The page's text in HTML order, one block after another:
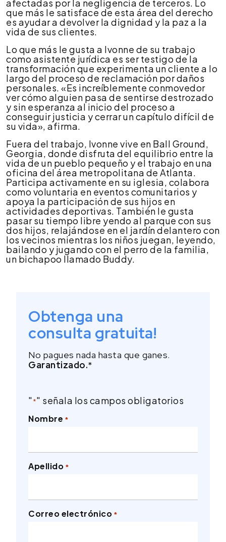
afectadas por la negligencia de terceros. Lo
que más le satisface de esta área del derecho
es ayudar a devolver la dignidad y la paz a la
vida de sus clientes.
Lo que más le gusta a Ivonne de su trabajo
como asistente jurídica es ser testigo de la
transformación que experimenta un cliente a lo
largo del proceso de reclamación por daños
personales. «Es increíblemente conmovedor
ver cómo alguien pasa de sentirse destrozado
y sin esperanza al inicio del proceso a
conseguir justicia y cerrar un capítulo difícil de
su vida», afirma.
Fuera del trabajo, Ivonne vive en Ball Ground,
Georgia, donde disfruta del equilibrio entre la
vida de un pueblo pequeño y el trabajo en una
oficina del área metropolitana de Atlanta.
Participa activamente en su iglesia, colabora
como voluntaria en eventos comunitarios y
apoya la participación de sus hijos en
actividades deportivas. También le gusta
pasar su tiempo libre yendo al parque con sus
dos hijos, relajándose en el jardín delantero con
los vecinos mientras los niños juegan, leyendo,
bailando y jugando con el perro de la familia,
un bichapoo llamado Buddy.
Obtenga una
consulta gratuita!
No pagues nada hasta que ganes.
Garantizado.*
"*" señala los campos obligatorios
Nombre *
Apellido *
Correo electrónico *